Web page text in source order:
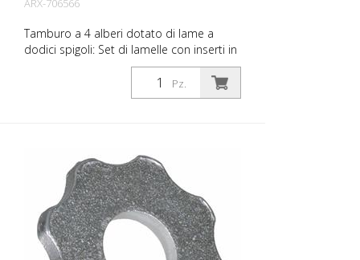
ARX-706566
Tamburo a 4 alberi dotato di lame a
dodici spigoli: Set di lamelle con inserti in
metallo duro, per irruvidire e scanalare
calcestruzzo e asfalto, per rimuovere
vecchi rivestimenti e per demarcare strati
Pz.